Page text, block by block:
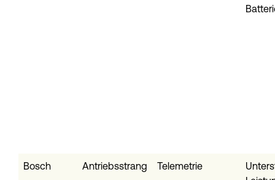
Bosch Antriebsstrang Telemetrie